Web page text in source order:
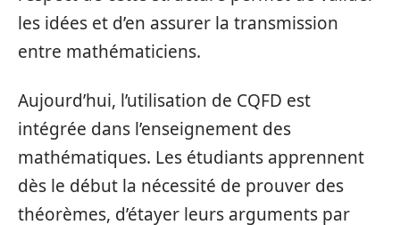
les idées et d’en assurer la transmission
entre mathématiciens.
Aujourd’hui, l’utilisation de CQFD est
intégrée dans l’enseignement des
mathématiques. Les étudiants apprennent
dès le début la nécessité de prouver des
théorèmes, d’étayer leurs arguments par